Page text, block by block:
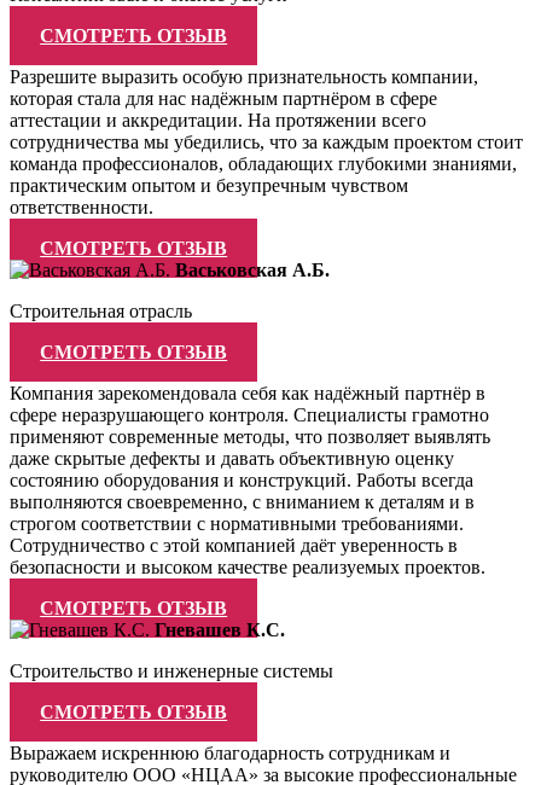
СМОТРЕТЬ ОТЗЫВ
Разрешите выразить особую признательность компании,
которая стала для нас надёжным партнёром в сфере
аттестации и аккредитации. На протяжении всего
сотрудничества мы убедились, что за каждым проектом стоит
команда профессионалов, обладающих глубокими знаниями,
практическим опытом и безупречным чувством
ответственности.
СМОТРЕТЬ ОТЗЫВ
Васьковская А.Б.
Строительная отрасль
СМОТРЕТЬ ОТЗЫВ
Компания зарекомендовала себя как надёжный партнёр в
сфере неразрушающего контроля. Специалисты грамотно
применяют современные методы, что позволяет выявлять
даже скрытые дефекты и давать объективную оценку
состоянию оборудования и конструкций. Работы всегда
выполняются своевременно, с вниманием к деталям и в
строгом соответствии с нормативными требованиями.
Сотрудничество с этой компанией даёт уверенность в
безопасности и высоком качестве реализуемых проектов.
СМОТРЕТЬ ОТЗЫВ
Гневашев К.С.
Строительство и инженерные системы
СМОТРЕТЬ ОТЗЫВ
Выражаем искреннюю благодарность сотрудникам и
руководителю ООО «НЦАА» за высокие профессиональные